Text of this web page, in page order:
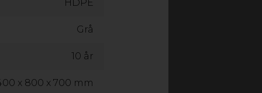
HDPE
Grå
10 år
x 800 x 700 mm